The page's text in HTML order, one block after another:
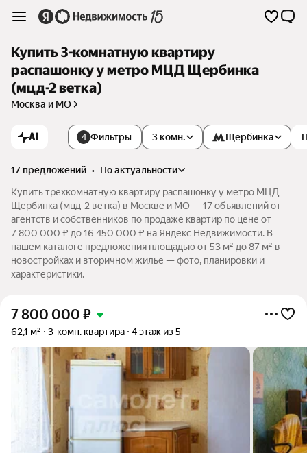
Купить 3-комнатную квартиру
распашонку у метро МЦД Щербинка
(мцд-2 ветка)
Москва и МО
AI 4 Фильтры 3 комн. Щербинка
17 предложений •
по актуальности
Купить трехкомнатную квартиру распашонку у метро МЦД
Щербинка (мцд-2 ветка) в Москве и МО — 17 объявлений от
агентств и собственников по продаже квартир по цене от
7 800 000 ₽ до 16 450 000 ₽ на Яндекс Недвижимости. В
нашем каталоге предложения площадью от 53 м² до 87 м² в
новостройках и вторичном жилье — фото, планировки и
характеристики.
7 800 000 ₽
62,1 м² 3-комн. квартира 4 этаж из 5